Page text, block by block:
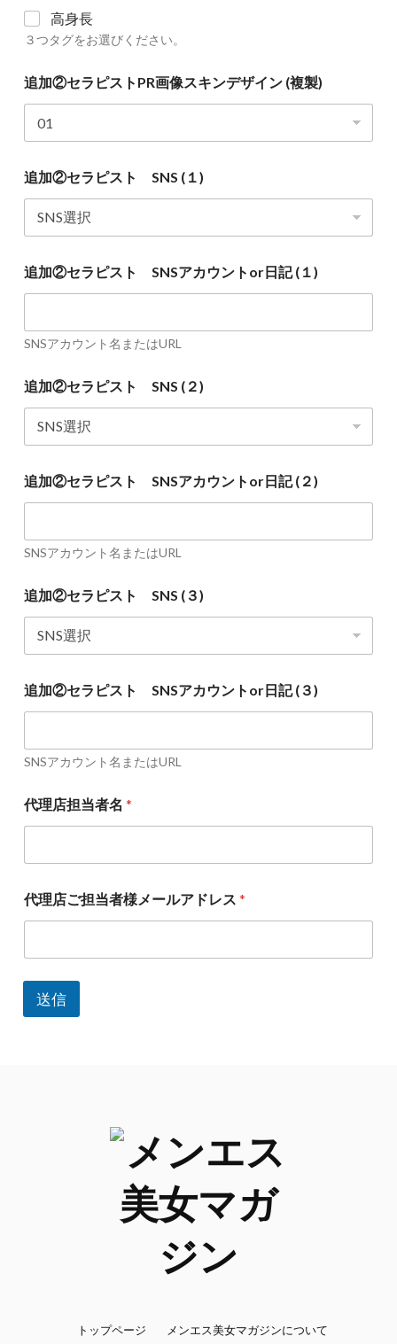
高身長
３つタグをお選びください。
加
②
セ
ラ
ス
ト
N
ア
ト
日
記
追
加
①
ラ
ピ
ト
S
S
カ
ウ
o
記
追加②セラピストPR画像スキンデザイン (複製)
追加②セラピスト SNS (１)
追加②セラピスト SNSアカウントor日記 (１)
SNSアカウント名またはURL
追加②セラピスト SNS (２)
追加②セラピスト SNSアカウントor日記 (２)
SNSアカウント名またはURL
追加②セラピスト SNS (３)
追加②セラピスト SNSアカウントor日記 (３)
SNSアカウント名またはURL
代理店担当者名*
代理店ご担当者様メールアドレス*
送信
トップページ メンエス美女マガジンについて